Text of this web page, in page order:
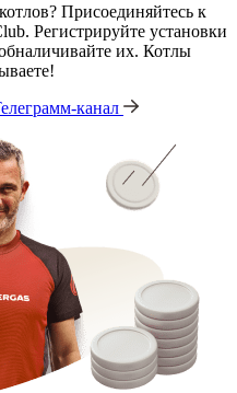
Присоединяйтесь к
Регистрируйте установки
их. Котлы
канал